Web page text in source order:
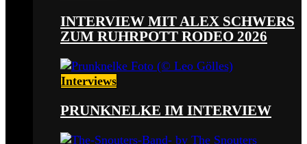
INTERVIEW MIT ALEX SCHWERS
ZUM RUHRPOTT RODEO 2026
Interviews
PRUNKNELKE IM INTERVIEW